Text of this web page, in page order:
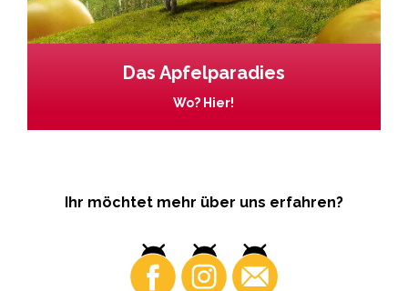
Das Apfelparadies
Wo? Hier!
Ihr möchtet mehr über uns erfahren?